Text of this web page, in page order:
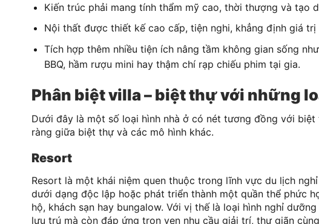
Kiến trúc phải mang tính thẩm mỹ cao, thời thượng và tạo
Nội thất được thiết kế cao cấp, tiện nghi, khẳng định giá trị
Tích hợp thêm nhiều tiện ích nâng tầm không gian sống
BBQ, hầm rượu mini hay thậm chí rạp chiếu phim tại gia.
Phân biệt villa – biệt thự với những
Dưới đây là một số loại hình nhà ở có nét tương đồng với
ràng giữa biệt thự và các mô hình khác.
Resort
Resort là một khái niệm quen thuộc trong lĩnh vực du lịch
dưới dạng độc lập hoặc phát triển thành một quần thể phức
hộ, khách sạn hay bungalow. Với vị thế là loại hình nghỉ
lưu trú mà còn đáp ứng trọn vẹn nhu cầu giải trí, thư giãn